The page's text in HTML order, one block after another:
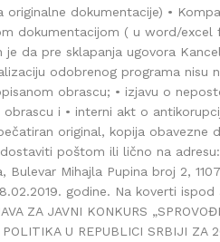
originalne dokumentacije) •
dokumentacijom ( u word/excel
je da pre sklapanja ugovora
odobrenog programa nisu
obrascu; • izjavu o
obrascu i • interni akt o
original, kopija obavezne
poštom ili lično na
Bulevar Mihajla Pupina broj 2,
godine. Na koverti ispod
ZA JAVNI KONKURS
U REPUBLICI SRBIJI ZA